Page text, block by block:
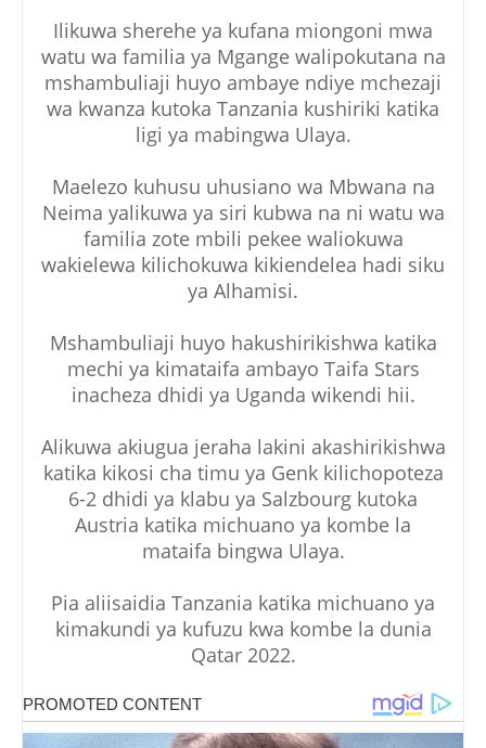
Ilikuwa sherehe ya kufana miongoni mwa
watu wa familia ya Mgange walipokutana na
mshambuliaji huyo ambaye ndiye mchezaji
wa kwanza kutoka Tanzania kushiriki katika
ligi ya mabingwa Ulaya.
Maelezo kuhusu uhusiano wa Mbwana na
Neima yalikuwa ya siri kubwa na ni watu wa
familia zote mbili pekee waliokuwa
wakielewa kilichokuwa kikiendelea hadi siku
ya Alhamisi.
Mshambuliaji huyo hakushirikishwa katika
mechi ya kimataifa ambayo Taifa Stars
inacheza dhidi ya Uganda wikendi hii.
Alikuwa akiugua jeraha lakini akashirikishwa
katika kikosi cha timu ya Genk kilichopoteza
6-2 dhidi ya klabu ya Salzbourg kutoka
Austria katika michuano ya kombe la
mataifa bingwa Ulaya.
Pia aliisaidia Tanzania katika michuano ya
kimakundi ya kufuzu kwa kombe la dunia
Qatar 2022.